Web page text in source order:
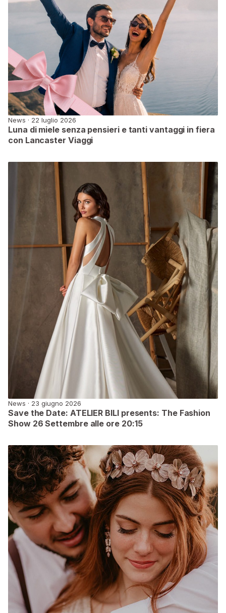
News · 22 luglio 2026
Luna di miele senza pensieri e tanti vantaggi in fiera
con Lancaster Viaggi
News · 23 giugno 2026
Save the Date: ATELIER BILI presents: The Fashion
Show 26 Settembre alle ore 20:15